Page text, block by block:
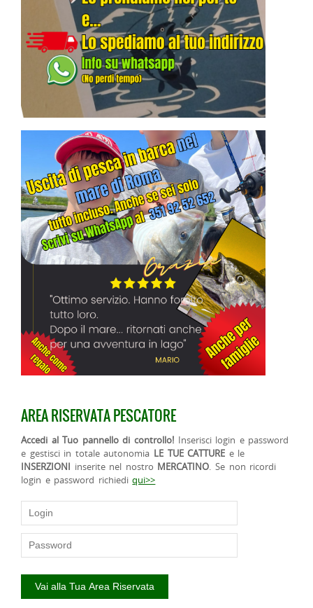
AREA RISERVATA PESCATORE
Accedi al Tuo pannello di controllo! Inserisci login e password
e gestisci in totale autonomia LE TUE CATTURE e le
INSERZIONI inserite nel nostro MERCATINO. Se non ricordi
login e password richiediqui>>